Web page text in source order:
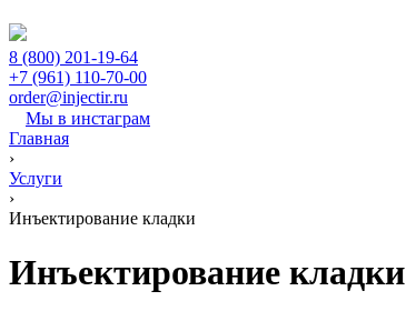
8 (800) 201-19-64
+7 (961) 110-70-00
order@injectir.ru
Мы в инстаграм
Главная
›
Услуги
›
Инъектирование кладки
Инъектирование кладки